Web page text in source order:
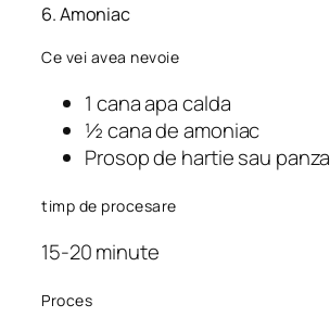
6. Amoniac
Ce vei avea nevoie
1 cana apa calda
½ cana de amoniac
Prosop de hartie sau panza
timp de procesare
15-20 minute
Proces